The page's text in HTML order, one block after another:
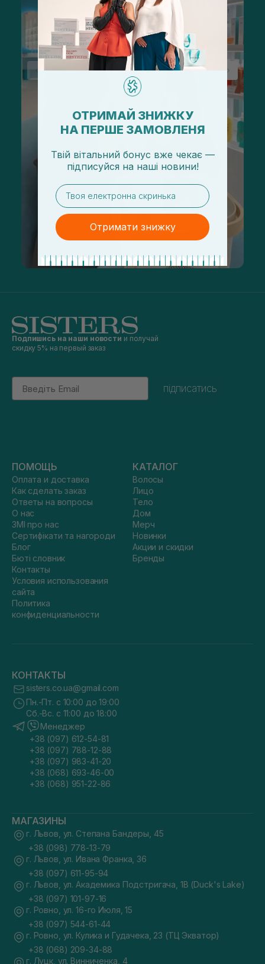
Подпишись на наши новости и получай
скидку 5% на первый заказ
Email
підписатись
ПОМОЩЬ
Оплата и доставка
Как сделать заказ
Ответы на вопросы
О нас
ЗМІ про нас
Сертифікати та нагороди
Блог
Бюті словник
Контакты
Условия использования
сайта
Политика
конфиденциальности
КАТАЛОГ
Волосы
Лицо
Тело
Дом
Мерч
Новинки
Акции и скидки
Бренды
КОНТАКТЫ
sisters.co.ua@gmail.com
Пн.-Пт. с 10:00 до 19:00
Сб.-Вс. с 11:00 до 18:00
Менеджер
+38 (097) 612-54-81
+38 (097) 788-12-88
+38 (097) 983-41-20
+38 (068) 693-46-00
+38 (068) 951-22-86
МАГАЗИНЫ
г. Львов, ул. Степана Бандеры, 45
+38 (098) 778-13-79
г. Львов, ул. Ивана Франка, 36
+38 (097) 611-95-94
г. Львов, ул. Академика Подстригача, 1В (Duck's Lake)
+38 (097) 101-97-16
г. Ровно, ул. 16-го Июля, 15
+38 (097) 544-61-44
г. Ровно, ул. Кулика и Гудачека, 23 (ТЦ Экватор)
+38 (068) 209-34-88
г. Луцк, ул. Винниченка, 4
ОТРИМАЙ ЗНИЖКУ
НА ПЕРШЕ ЗАМОВЛЕНЯ
Твій вітальний бонус вже чекає —
підписуйся на наші новини!
email
Отримати знижку